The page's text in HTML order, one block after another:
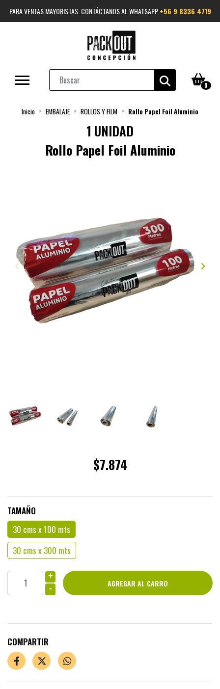
PARA VENTAS MAYORISTAS. CONTÁCTANOS AL WHATSAPP+56 9 8336 4719
0
Inicio EMBALAJE ROLLOS Y FILM Rollo Papel Foil Aluminio
1 UNIDAD
Rollo Papel Foil Aluminio
$7.874
TAMAÑO
30 cms x 100 mts
30 cms x 300 mts
+
-
COMPARTIR